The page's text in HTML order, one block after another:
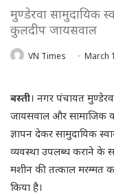
मुण्डेरवा सामुदायिक
कुलदीप जायसवाल
VN Times March
बस्ती। नगर पंचायत
जायसवाल और सामाजिक
ज्ञापन देकर सामुदायिक
व्यवस्था उपलब्ध कराने के
मशीन की तत्काल मरम्मत
किया है।